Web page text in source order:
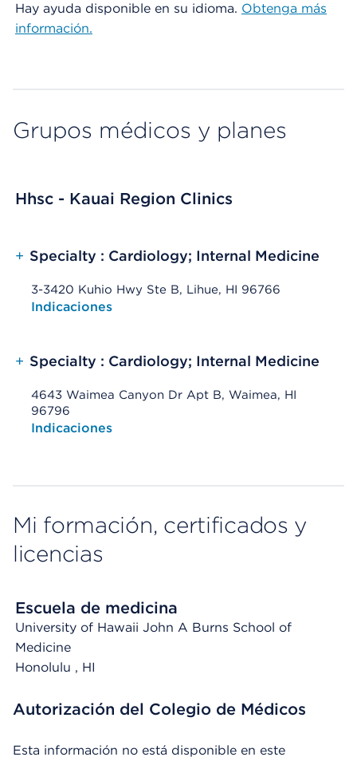
Hay ayuda disponible en su idioma. Obtenga más
información.
Grupos médicos y planes
Hhsc - Kauai Region Clinics
+ Specialty : Cardiology; Internal Medicine
3-3420 Kuhio Hwy Ste B, Lihue, HI 96766
Opens native map application on mobile devices
Indicaciones
+ Specialty : Cardiology; Internal Medicine
4643 Waimea Canyon Dr Apt B, Waimea, HI
96796
Opens native map application on mobile devices
Indicaciones
Mi formación, certificados y
licencias
Escuela de medicina
University of Hawaii John A Burns School of
Medicine
Honolulu , HI
Autorización del Colegio de Médicos
Esta información no está disponible en este